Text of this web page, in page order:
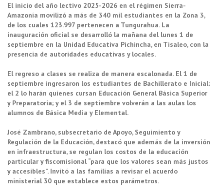
El inicio del año lectivo 2025-2026 en el régimen Sierra-
Amazonía movilizó a más de 340 mil estudiantes en la Zona 3,
de los cuales 123.997 pertenecen a Tungurahua. La
inauguración oficial se desarrolló la mañana del lunes 1 de
septiembre en la Unidad Educativa Pichincha, en Tisaleo, con la
presencia de autoridades educativas y locales.
El regreso a clases se realiza de manera escalonada. El 1 de
septiembre ingresaron los estudiantes de Bachillerato e Inicial;
el 2 lo harán quienes cursan Educación General Básica Superior
y Preparatoria; y el 3 de septiembre volverán a las aulas los
alumnos de Básica Media y Elemental.
José Zambrano, subsecretario de Apoyo, Seguimiento y
Regulación de la Educación, destacó que además de la inversión
en infraestructura, se regulan los costos de la educación
particular y fiscomisional “para que los valores sean más justos
y accesibles”. Invitó a las familias a revisar el acuerdo
ministerial 30 que establece estos parámetros.